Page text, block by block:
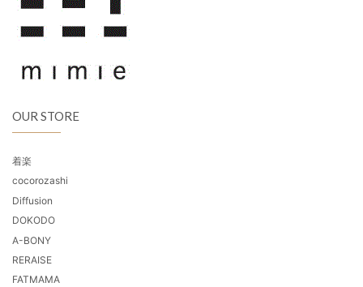
OUR STORE
着楽
cocorozashi
Diffusion
DOKODO
A-BONY
RERAISE
FATMAMA